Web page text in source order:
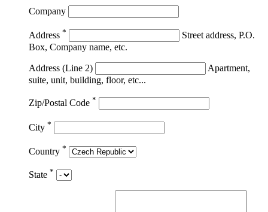
Company
Address *
Street address, P.O.
Box, Company name, etc.
Address (Line 2)
Apartment,
suite, unit, building, floor, etc...
Zip/Postal Code *
City *
Country *
State *